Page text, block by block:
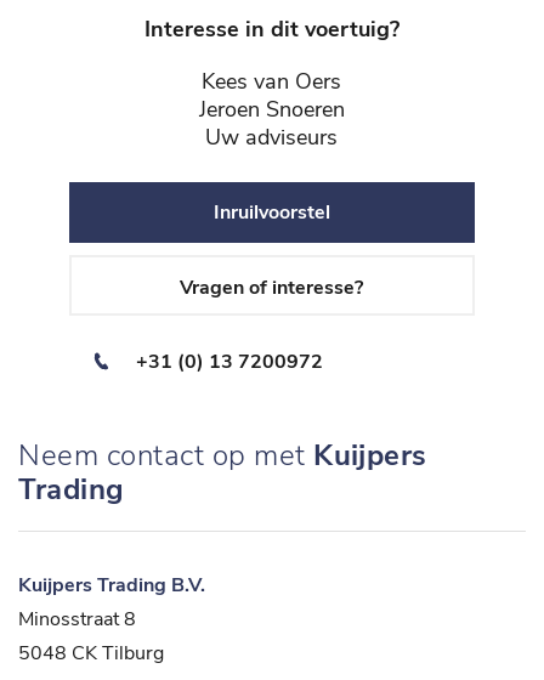
Interesse in dit voertuig?
Kees van Oers
Jeroen Snoeren
Uw adviseurs
Inruilvoorstel
Vragen of interesse?
+31 (0) 13 7200972
Neem contact op met Kuijpers
Trading
Kuijpers Trading B.V.
Minosstraat 8
5048 CK Tilburg